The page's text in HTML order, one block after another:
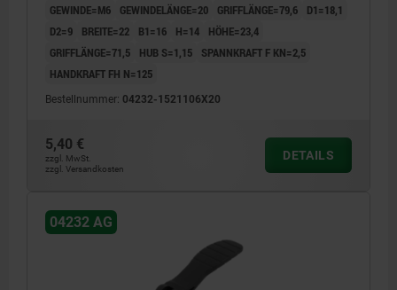
GEWINDE=M6
GEWINDELÄNGE=20 GRIFFLÄNGE=79,6
D1=18,1
D2=9
BREITE=22 B1=16 H=14
HÖHE=23,4
GRIFFLÄNGE=71,5
HUB S=1,15
SPANNKRAFT F KN=2,5
HANDKRAFT FH N=125
Bestellnummer: 04232-1521106X20
5,40 €
zzgl. MwSt.
zzgl. Versandkosten
DETAILS
04232 AG